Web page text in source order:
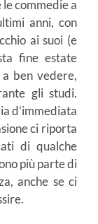
commedie a
anni, con
ai suoi (e
fine estate
ben vedere,
gli studi.
d’immediata
ci riporta
di qualche
più parte di
anche se ci